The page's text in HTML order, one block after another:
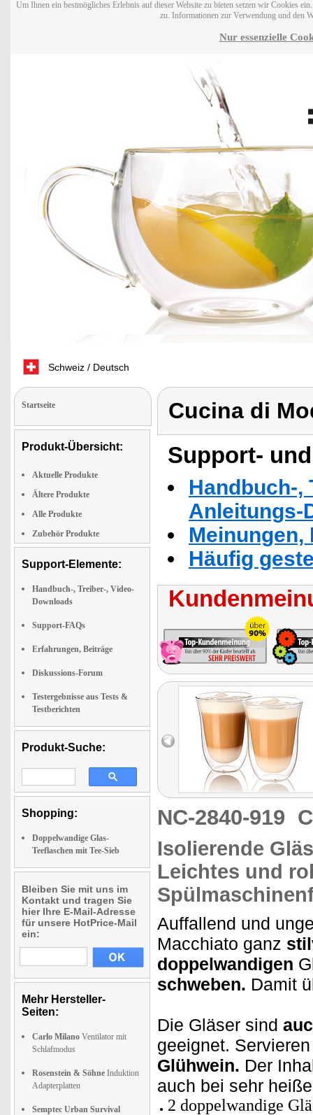
Um Ihnen ein bestmögliches Erlebnis auf dieser Website zu bieten setzen wir Cookies
zu. Informationen zur Verwendung und den
Nur essenzielle
Schweiz / Deutsch
Startseite
Produkt-Übersicht:
Aktuelle Produkte
Ältere Produkte
Alle Produkte
Zubehör Produkte
Support-Elemente:
Handbuch-, Treiber-, Video-
Downloads
Support-FAQs
Erfahrungen, Beiträge
Diskussions-Forum
Testergebnisse aus Tests &
Testberichten
Produkt-Suche:
Shopping:
Doppelwandige Glas-
Teeflaschen mit Tee-Sieb
Bleiben Sie mit uns im
Kontakt und tragen Sie
hier Ihre E-Mail-Adresse
für unsere HotPrice-Mail
ein:
Mehr Hersteller-
Seiten:
Carlo Milano Ventilator mit
Schlafmodus
Rosenstein & Söhne Induktion
Adapterplatten
Semptec Urban Survival
Cucina di
Support-
Handbuch-,
Anleitungs-
Häufig
NC-2840-919
Isolierende
Leichtes und
Auffallend und
Macchiato ganz
doppelwandigen
schweben. Damit
Die Gläser sind
geeignet.
Glühwein. Der
auch bei sehr
2 doppelwandige